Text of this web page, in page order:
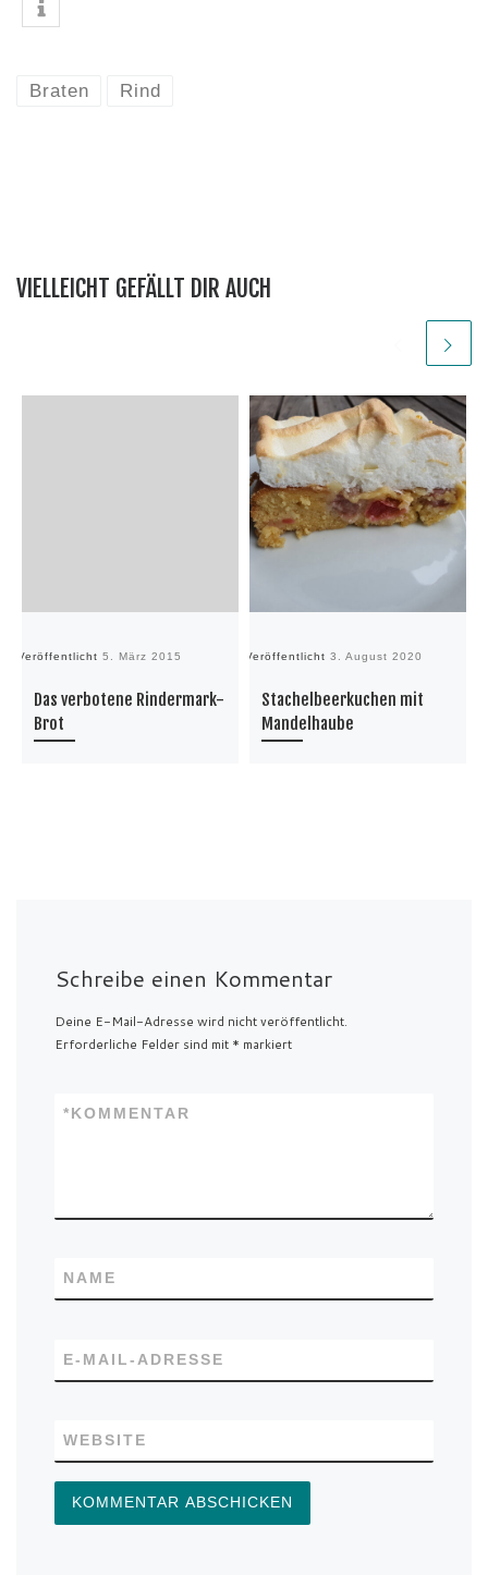
Braten Rind
VIELLEICHT GEFÄLLT DIR AUCH
Veröffentlicht 5. März 2015
Das verbotene Rindermark-
Brot
Veröffentlicht 3. August 2020
Stachelbeerkuchen mit
Mandelhaube
Schreibe einen Kommentar
Deine E-Mail-Adresse wird nicht veröffentlicht.
Erforderliche Felder sind mit * markiert
KOMMENTAR
*
NAME
E-MAIL-ADRESSE
WEBSITE